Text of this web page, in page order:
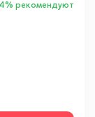
рекомендуют